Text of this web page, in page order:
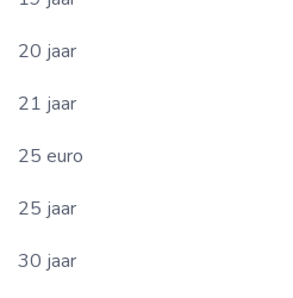
20 jaar
21 jaar
25 euro
25 jaar
30 jaar